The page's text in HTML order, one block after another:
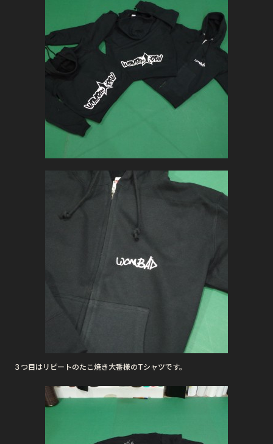
３つ目はリピートのたこ焼き大番様のTシャツです。